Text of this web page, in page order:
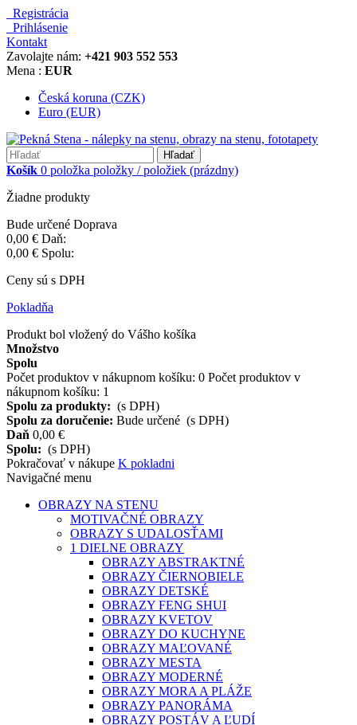
Registrácia
Prihlásenie
Kontakt
Zavolajte nám: +421 903 552 553
Mena : EUR
Česká koruna (CZK)
Euro (EUR)
Hľadať
Košík 0 položka položky / položiek (prázdny)
Žiadne produkty
Bude určené Doprava
0,00 € Daň:
0,00 € Spolu:
Ceny sú s DPH
Pokladňa
Produkt bol vložený do Vášho košíka
Množstvo
Spolu
Počet produktov v nákupnom košíku: 0 Počet produktov v
nákupnom košíku: 1
Spolu za produkty: (s DPH)
Spolu za doručenie: Bude určené (s DPH)
Daň 0,00 €
Spolu: (s DPH)
Pokračovať v nákupe K pokladni
Navigačné menu
OBRAZY NA STENU
MOTIVAČNÉ OBRAZY
OBRAZY S UDALOSŤAMI
1 DIELNE OBRAZY
OBRAZY ABSTRAKTNÉ
OBRAZY ČIERNOBIELE
OBRAZY DETSKÉ
OBRAZY FENG SHUI
OBRAZY KVETOV
OBRAZY DO KUCHYNE
OBRAZY MAĽOVANÉ
OBRAZY MESTA
OBRAZY MODERNÉ
OBRAZY MORA A PLÁŽE
OBRAZY PANORÁMA
OBRAZY POSTÁV A ĽUDÍ